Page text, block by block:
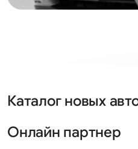
Каталог новых
Онлайн партнер